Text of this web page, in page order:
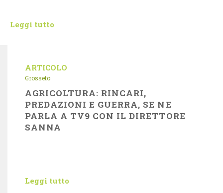
Leggi tutto
ARTICOLO
Grosseto
AGRICOLTURA: RINCARI,
PREDAZIONI E GUERRA, SE NE
PARLA A TV9 CON IL DIRETTORE
SANNA
Leggi tutto